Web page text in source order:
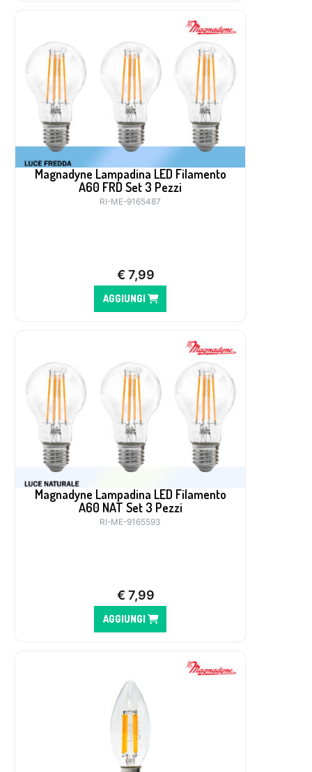
Magnadyne Lampadina LED Filamento
A60 FRD Set 3 Pezzi
RI-ME-9165487
€ 7,99
AGGIUNGI
Magnadyne Lampadina LED Filamento
A60 NAT Set 3 Pezzi
RI-ME-9165593
€ 7,99
AGGIUNGI